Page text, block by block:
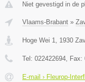
Niet gevestigd in de
Vlaams-Brabant »
Hoge Wei 1, 1930
Tel: 022422694, Fax:
E-mail › Fleurop-